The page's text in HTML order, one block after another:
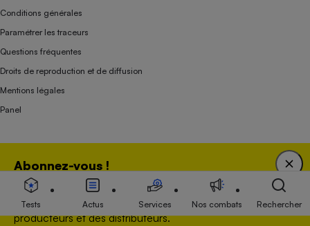
Abonnez-vous !
Bénéficiez d'une expertise unique tout en soutenant
une association 100 % indépendante de l'Etat, des
producteurs et des distributeurs.
Conditions générales
Paramétrer les traceurs
Questions fréquentes
Droits de reproduction et de diffusion
Mentions légales
Panel
Association indépendante de l’État, des syndicats, des producteurs et des
distributeurs depuis 1951.
Tests Actus Services Nos combats Rechercher